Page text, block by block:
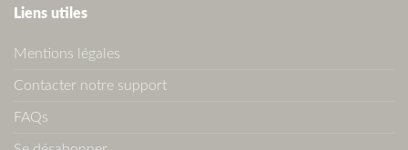
Liens utiles
Mentions légales
Contacter notre support
FAQs